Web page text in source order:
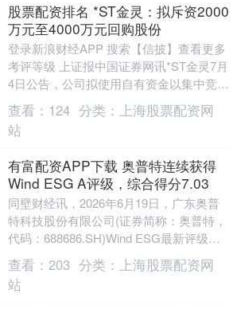
股票配资排名 *ST金灵：拟斥资2000
万元至4000万元回购股份
登录新浪财经APP 搜索【信披】查看更多
考评等级 上证报中国证券网讯*ST金灵7月
4日公告，公司拟使用自有资金以集中竞价
的方式向社会公众股东回购公司股份。本
次回....
查看： 124 分类： 上海股票配资网
站
有富配资APP下载 奥普特连续获得
Wind ESG A评级，综合得分7.03
同壁财经讯，2026年6月19日，广东奥普
特科技股份有限公司(证券简称：奥普特，
代码：688686.SH)Wind ESG最新评级为
A，较上一期维持不变。公司综....
查看： 203 分类： 上海股票配资网
站